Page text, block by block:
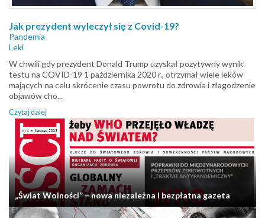
Jak prezydent wyleczył się z Covid-19?
Pandemia
Leki
W chwili gdy prezydent Donald Trump uzyskał pozytywny wynik
testu na COVID-19 1 października 2020 r., otrzymał wiele leków
mających na celu skrócenie czasu powrotu do zdrowia i złagodzenie
objawów cho...
Czytaj dalej
„Świat Wolności” – nowa niezależna i bezpłatna gazeta